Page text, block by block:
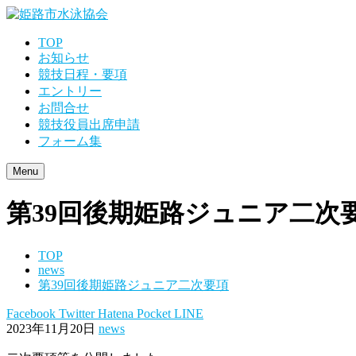
TOP
お知らせ
競技日程・要項
エントリー
お問合せ
競技役員出席申請
フォーム集
Menu
第39回後期姫路ジュニア二次
TOP
news
第39回後期姫路ジュニア二次要項
Facebook TwitterHatena Pocket LINE
2023年11月20日 news